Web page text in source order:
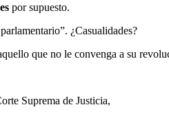
por supuesto.
¿Casualidades?
que no le convenga a su
Suprema de Justicia,